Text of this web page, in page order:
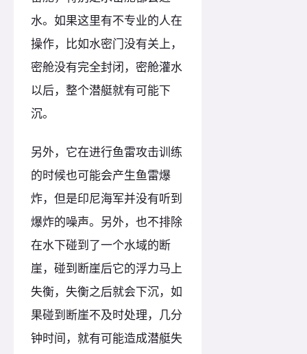
水。如果这里有不专业的人在
操作，比如水密门没有关上，
密舱没有完全封闭，密舱灌水
以后，整个潜艇就有可能下
沉。
另外，它在进行鱼雷攻击训练
的时候也可能会产生鱼雷爆
炸，但是印尼海军并没有听到
爆炸的噪声。另外，也不排除
在水下碰到了一个水域的断
崖，碰到断崖后它的浮力马上
失衡，失衡之后就会下沉，如
果碰到断崖不及时处理，几分
钟时间，就有可能造成潜艇失